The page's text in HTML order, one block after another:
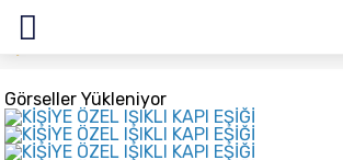
Görseller Yükleniyor